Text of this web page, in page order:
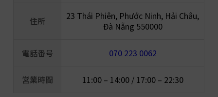
住所
23 Thái Phiên, Phước Ninh, Hải Châu,
Đà Nẵng 550000
電話番号 070 223 0062
営業時間 11:00 – 14:00 / 17:00 – 22:30